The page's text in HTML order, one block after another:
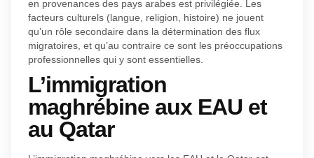
en provenances des pays arabes est privilégiée. Les
facteurs culturels (langue, religion, histoire) ne jouent
qu’un rôle secondaire dans la détermination des flux
migratoires, et qu’au contraire ce sont les préoccupations
professionnelles qui y sont essentielles.
L’immigration
maghrébine aux EAU et
au Qatar